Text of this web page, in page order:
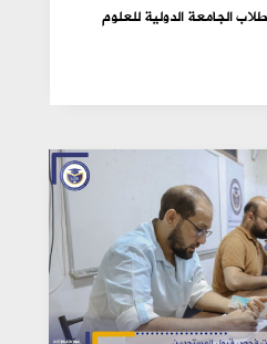
الجامعة الدولية للعلوم